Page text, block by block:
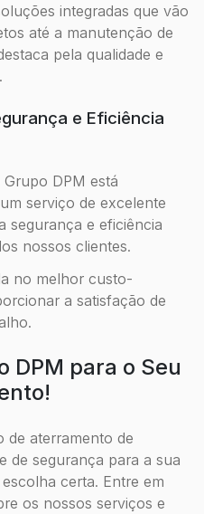
integradas que vão
até a manutenção de
pela qualidade e
e Eficiência
DPM está
serviço de excelente
segurança e eficiência
nossos clientes.
no melhor custo-
a satisfação de
DPM para o Seu
de aterramento de
de segurança para a sua
certa. Entre em
os nossos serviços e